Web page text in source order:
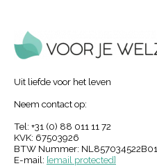
Uit liefde voor het leven
Neem contact op:
Tel: +31 (0) 88 011 11 72
KVK: 67503926
BTW Nummer: NL857034522B01
E-mail: [email protected]